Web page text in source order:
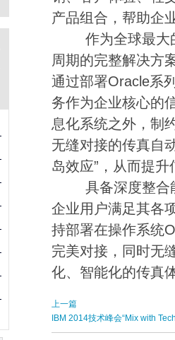
产品组合，帮助企
作为全球最大的
周期的完整解决方
通过部署Oracle系
务作为企业核心的
息化系统之外，制
无缝对接的传真自
岛效应”，从而提
具备深度整合能
企业用户满足其各
持部署在操作系统
完美对接，同时无
化、智能化的传真
上一篇
IBM 2014技术峰会“Mix with